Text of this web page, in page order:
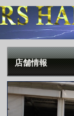
店舗情報